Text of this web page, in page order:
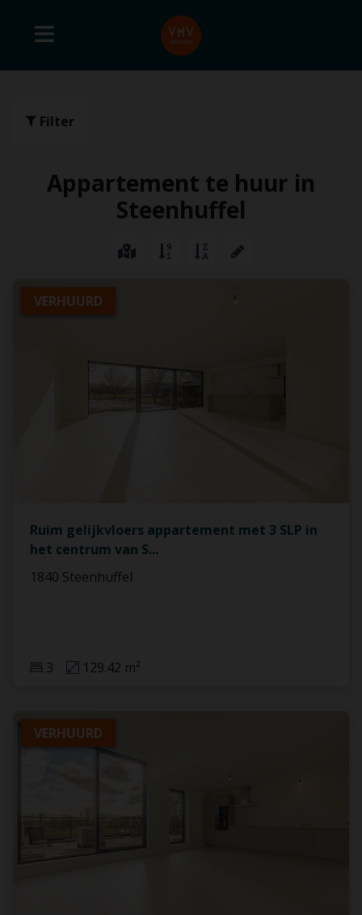
Filter
Appartement te huur in
Steenhuffel
VERHUURD
Ruim gelijkvloers appartement met 3 SLP in
het centrum van S...
1840 Steenhuffel
3 129.42 m²
VERHUURD